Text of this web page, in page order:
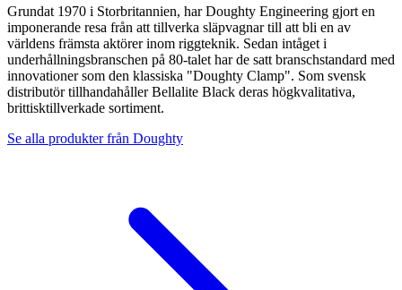
Grundat 1970 i Storbritannien, har Doughty Engineering gjort en
imponerande resa från att tillverka släpvagnar till att bli en av
världens främsta aktörer inom riggteknik. Sedan intåget i
underhållningsbranschen på 80-talet har de satt branschstandard med
innovationer som den klassiska "Doughty Clamp". Som svensk
distributör tillhandahåller Bellalite Black deras högkvalitativa,
brittisktillverkade sortiment.
Se alla produkter från Doughty